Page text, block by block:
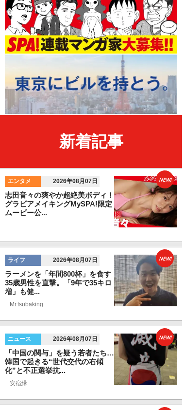
新着記事
エンタメ 2026年08月07日
志田音々の爽やか超絶美ボディ！
グラビアメイキングMySPA!限定
ムービー公...
NEW!
ライフ 2026年08月07日
ラーメンを「年間800杯」を食す
35歳男性を直撃。「9年で35キロ
増」も健...
Mr.tsubaking
NEW!
ニュース 2026年08月07日
「中国の関与」を疑う若者たち…
韓国で起きる“世代交代の右傾
化”と不正選挙抗...
安宿緑
NEW!